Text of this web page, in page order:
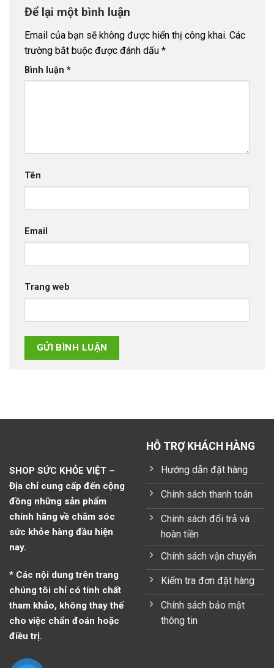
Để lại một bình luận
Email của bạn sẽ không được hiển thị công khai. Các
trường bắt buộc được đánh dấu *
Bình luận *
Tên
Email
Trang web
SHOP SỨC KHỎE VIỆT –
Địa chỉ cung cấp đến cộng
đồng những sản phẩm
chính hãng về chăm sóc
sức khỏe hàng đầu hiện
nay.
* Các nội dung trên trang
chúng tôi chỉ có tính chất
tham khảo, không thay thế
cho việc chẩn đoán hoặc
điều trị.
HỖ TRỢ KHÁCH HÀNG
Hướng dẫn đặt hàng
Chính sách thanh toán
Chính sách đổi trả và
hoàn tiền
Chính sách vận chuyển
Kiểm tra đơn đặt hàng
Chính sách bảo mật
thông tin